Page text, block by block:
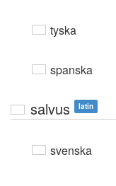
tyska
spanska
salvus latin
svenska